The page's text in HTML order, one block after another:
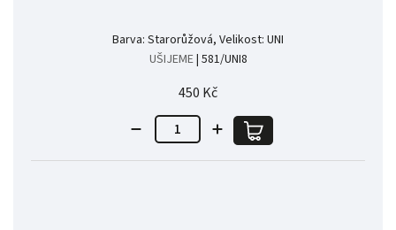
Barva: Starorůžová, Velikost: UNI
UŠIJEME| 581/UNI8
450 Kč